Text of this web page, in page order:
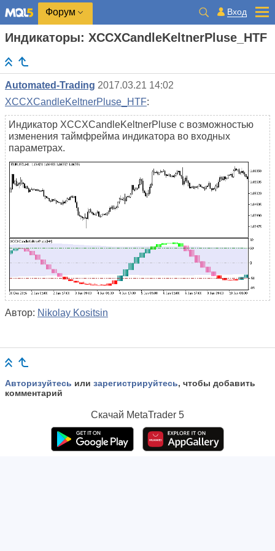
Форум Вход
Индикаторы: XCCXCandleKeltnerPluse_HTF
Automated-Trading 2017.03.21 14:02
XCCXCandleKeltnerPluse_HTF:
Индикатор XCCXCandleKeltnerPluse с возможностью
изменения таймфрейма индикатора во входных
параметрах.
Автор: Nikolay Kositsin
Авторизуйтесь или зарегистрируйтесь, чтобы добавить
комментарий
Скачай MetaTrader 5